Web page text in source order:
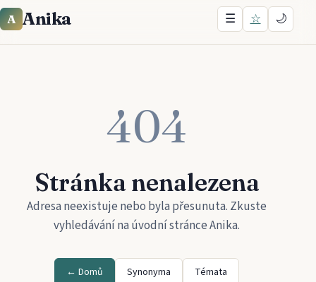
A Anika ☰ ☆ 🌙
404
Stránka nenalezena
Adresa neexistuje nebo byla přesunuta. Zkuste
vyhledávání na úvodní stránceAnika.
← Domů Synonyma Témata